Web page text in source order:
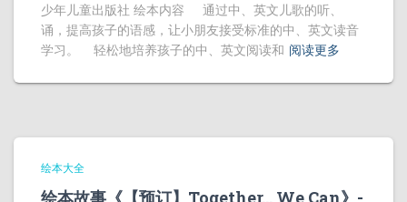
少年儿童出版社 绘本内容 通过中、英文儿歌的听、
诵，提高孩子的语感，让小朋友接受标准的中、英文读音
学习。 轻松地培养孩子的中、英文阅读和 阅读更多
绘本大全
绘本故事《【预订】Together… We Can》-